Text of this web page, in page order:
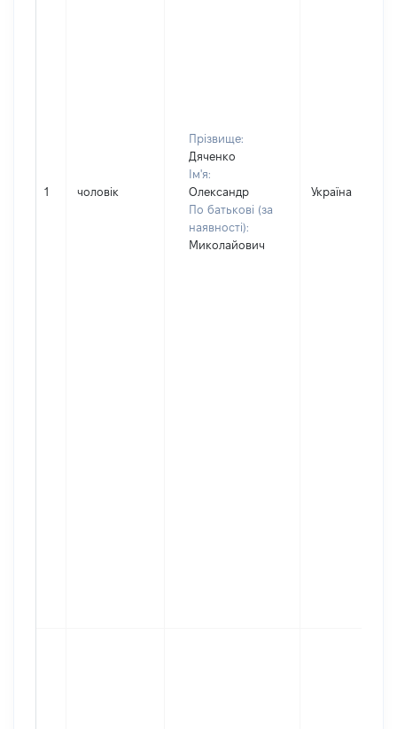
1 чоловік
Прізвище:
Дяченко
Ім'я:
Олександр
По батькові (за
наявності):
Миколайович
Україна